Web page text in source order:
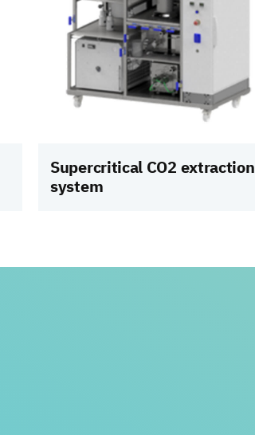
Supercritical CO2 extraction
system